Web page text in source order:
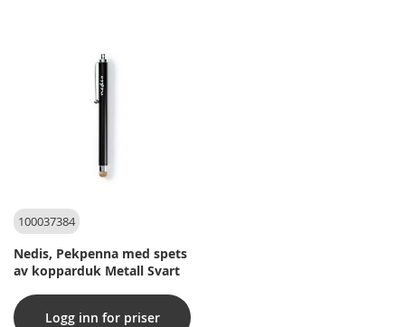
100037384
Nedis, Pekpenna med spets
av kopparduk Metall Svart
Logg inn for priser